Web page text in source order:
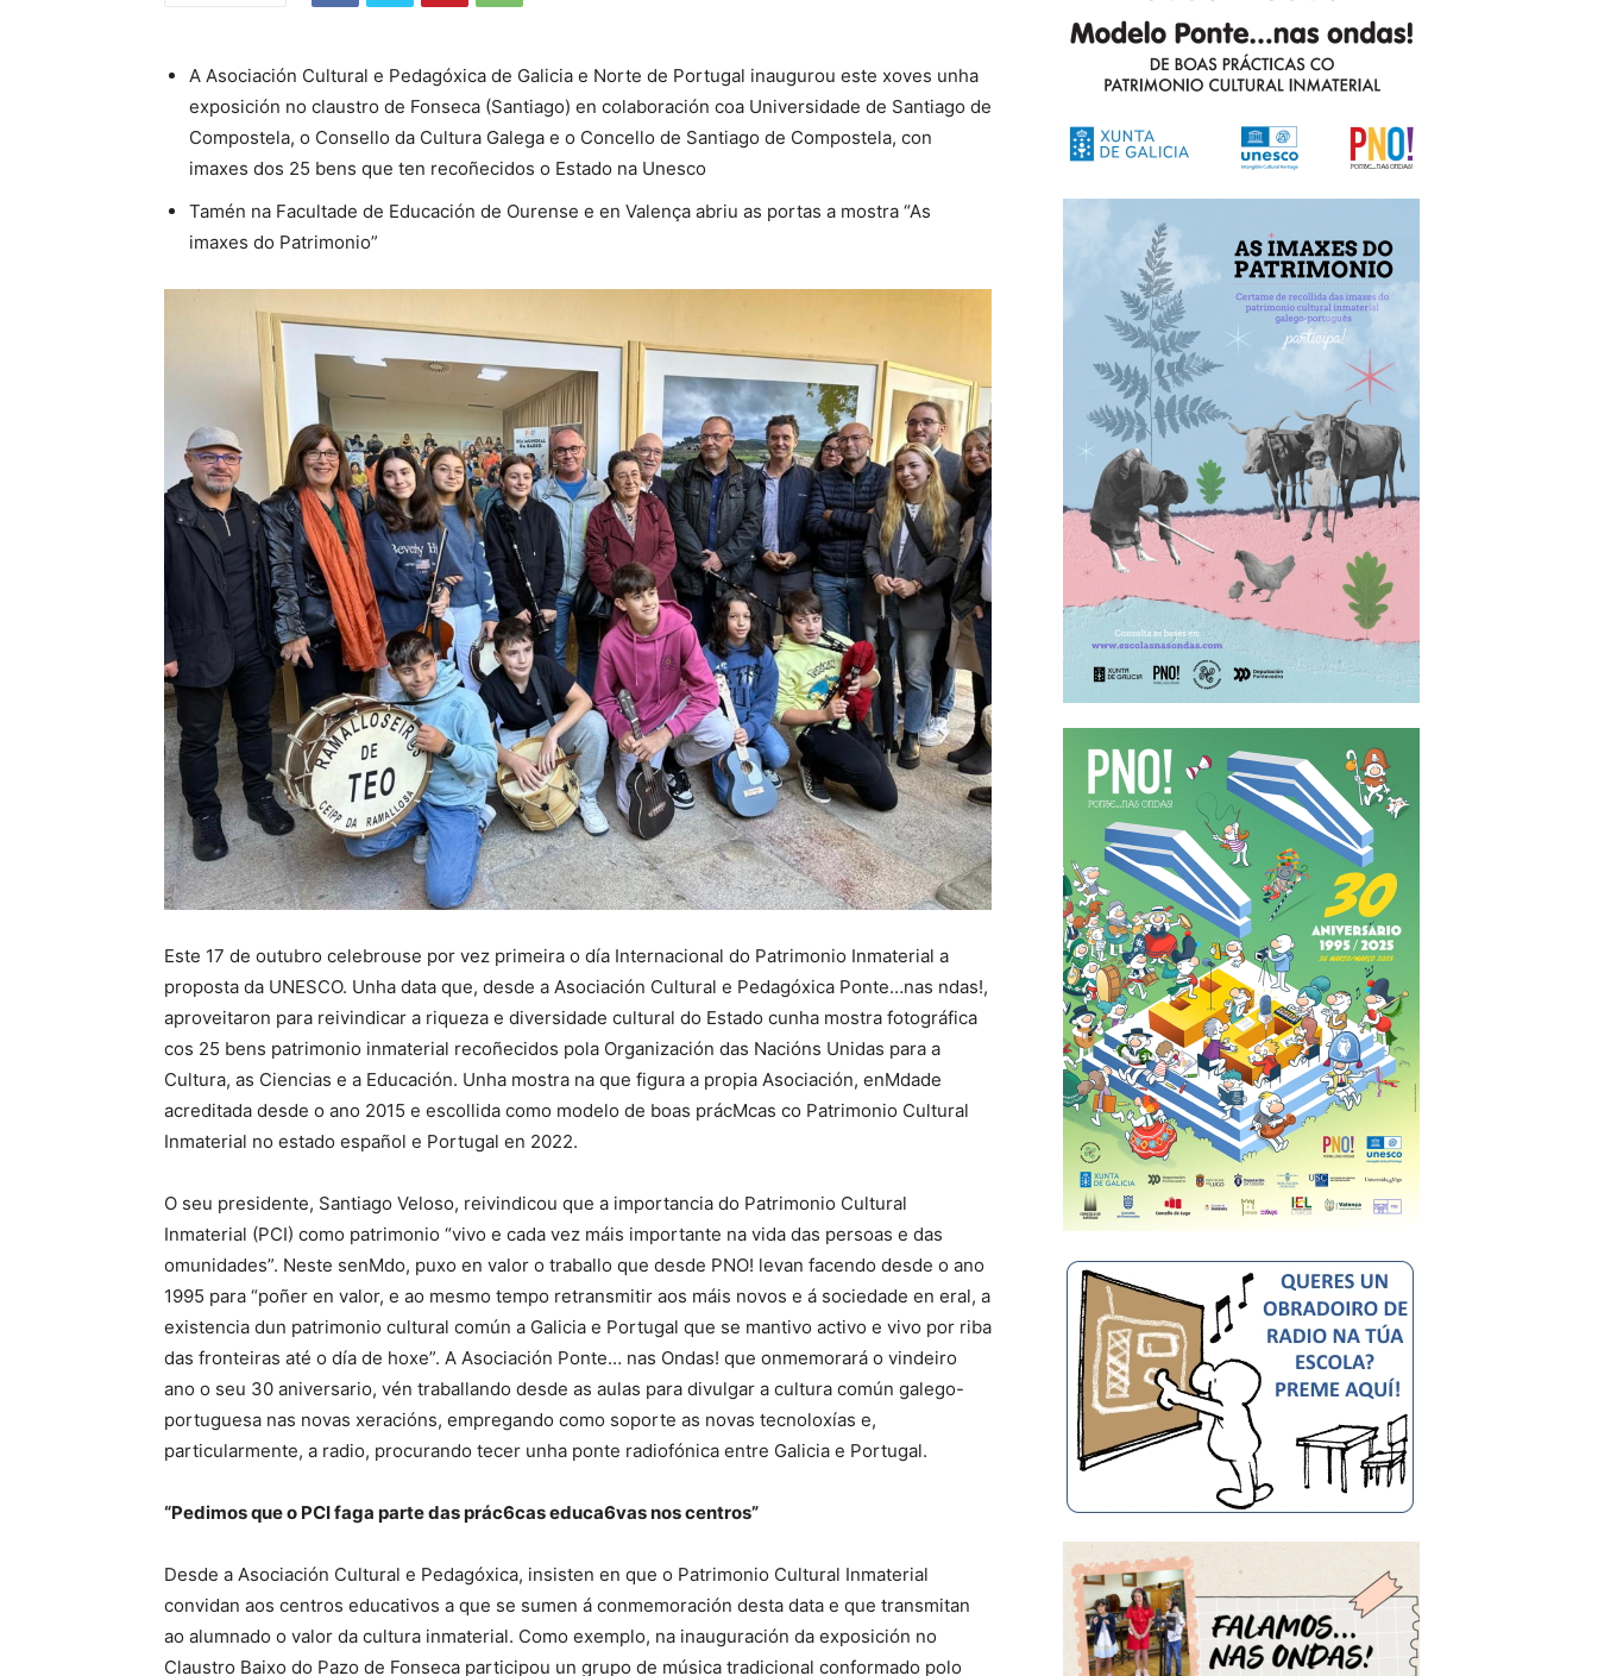
A Asociación Cultural e Pedagóxica de Galicia e Norte de Portugal inaugurou este xoves unha
exposición no claustro de Fonseca (Santiago) en colaboración coa Universidade de Santiago de
Compostela, o Consello da Cultura Galega e o Concello de Santiago de Compostela, con
imaxes dos 25 bens que ten recoñecidos o Estado na Unesco
Tamén na Facultade de Educación de Ourense e en Valença abriu as portas a mostra “As
imaxes do Patrimonio”
Este 17 de outubro celebrouse por vez primeira o día Internacional do Patrimonio Inmaterial a
proposta da UNESCO. Unha data que, desde a Asociación Cultural e Pedagóxica Ponte…nas ndas!,
aproveitaron para reivindicar a riqueza e diversidade cultural do Estado cunha mostra fotográfica
cos 25 bens patrimonio inmaterial recoñecidos pola Organización das Nacións Unidas para a
Cultura, as Ciencias e a Educación. Unha mostra na que figura a propia Asociación, enMdade
acreditada desde o ano 2015 e escollida como modelo de boas prácMcas co Patrimonio Cultural
Inmaterial no estado español e Portugal en 2022.
O seu presidente, Santiago Veloso, reivindicou que a importancia do Patrimonio Cultural
Inmaterial (PCI) como patrimonio “vivo e cada vez máis importante na vida das persoas e das
omunidades”. Neste senMdo, puxo en valor o traballo que desde PNO! levan facendo desde o ano
1995 para “poñer en valor, e ao mesmo tempo retransmitir aos máis novos e á sociedade en eral, a
existencia dun patrimonio cultural común a Galicia e Portugal que se mantivo activo e vivo por riba
das fronteiras até o día de hoxe”. A Asociación Ponte… nas Ondas! que onmemorará o vindeiro
ano o seu 30 aniversario, vén traballando desde as aulas para divulgar a cultura común galego-
portuguesa nas novas xeracións, empregando como soporte as novas tecnoloxías e,
particularmente, a radio, procurando tecer unha ponte radiofónica entre Galicia e Portugal.
“Pedimos que o PCI faga parte das prác6cas educa6vas nos centros”
Desde a Asociación Cultural e Pedagóxica, insisten en que o Patrimonio Cultural Inmaterial
convidan aos centros educativos a que se sumen á conmemoración desta data e que transmitan
ao alumnado o valor da cultura inmaterial. Como exemplo, na inauguración da exposición no
Claustro Baixo do Pazo de Fonseca participou un grupo de música tradicional conformado polo